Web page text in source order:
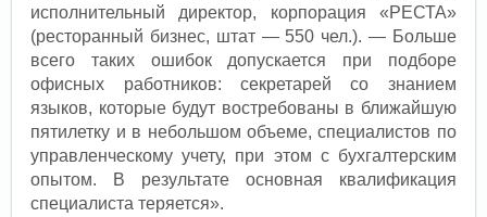
исполнительный директор, корпорация «РЕСТА»
(ресторанный бизнес, штат — 550 чел.). — Больше
всего таких ошибок допускается при подборе
офисных работников: секретарей со знанием
языков, которые будут востребованы в ближайшую
пятилетку и в небольшом объеме, специалистов по
управленческому учету, при этом с бухгалтерским
опытом. В результате основная квалификация
специалиста теряется».